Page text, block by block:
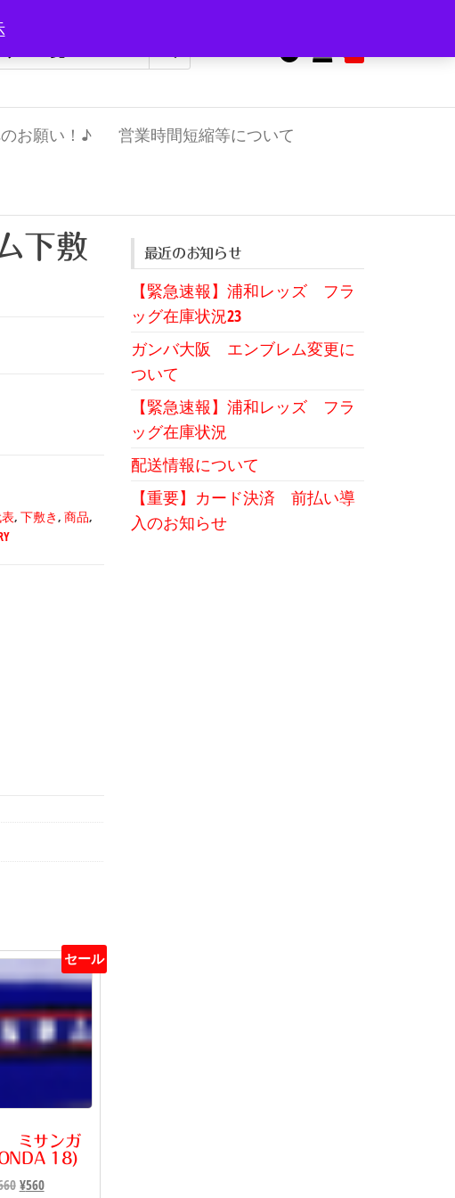
お願い！♪ 営業時間短縮等について
下敷
, 下敷き, 商品,
セール
ミサンガ
18)
元
¥560現
最近のお知らせ
【緊急速報】浦和レッズ フラ
ッグ在庫状況23
ガンバ大阪 エンブレム変更に
ついて
【緊急速報】浦和レッズ フラ
ッグ在庫状況
配送情報について
【重要】カード決済 前払い導
入のお知らせ